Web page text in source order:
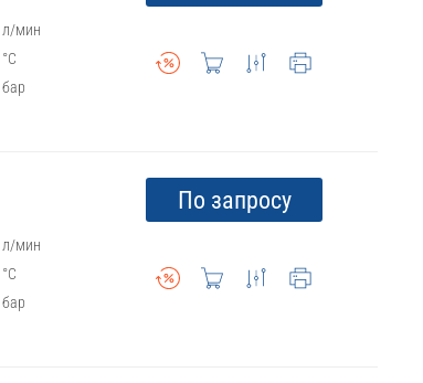
л/мин
°С
бар
л/мин
°С
бар
По запросу